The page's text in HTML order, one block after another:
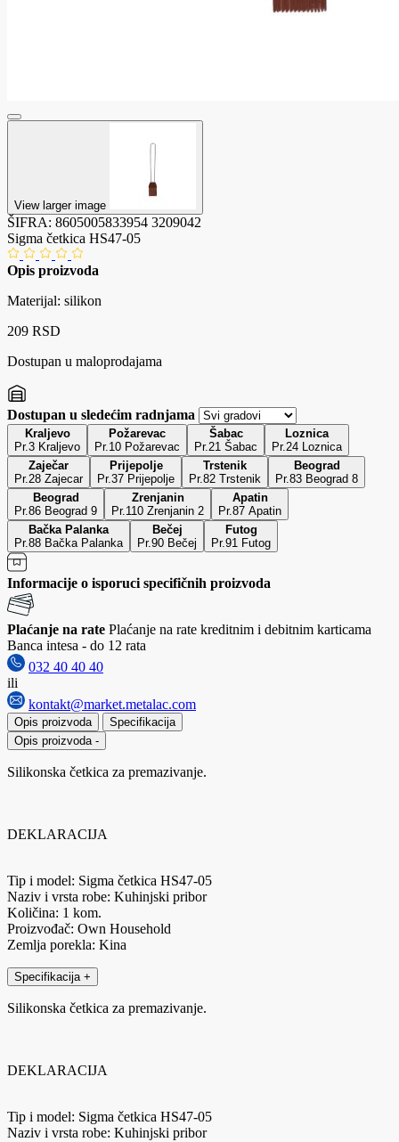
View larger image
ŠIFRA: 8605005833954 3209042
Sigma četkica HS47-05
Opis proizvoda
Materijal: silikon
209 RSD
Dostupan u maloprodajama
Dostupan u sledećim radnjama
Kraljevo
Pr.3 Kraljevo
Požarevac
Pr.10 Požarevac
Šabac
Pr.21 Šabac
Loznica
Pr.24 Loznica
Zaječar
Pr.28 Zajecar
Prijepolje
Pr.37 Prijepolje
Trstenik
Pr.82 Trstenik
Beograd
Pr.83 Beograd 8
Beograd
Pr.86 Beograd 9
Zrenjanin
Pr.110 Zrenjanin 2
Apatin
Pr.87 Apatin
Bačka Palanka
Pr.88 Bačka Palanka
Bečej
Pr.90 Bečej
Futog
Pr.91 Futog
Informacije o isporuci specifičnih proizvoda
Plaćanje na rate Plaćanje na rate kreditnim i debitnim karticama
Banca intesa - do 12 rata
032 40 40 40
ili
kontakt@market.metalac.com
Opis proizvoda
Specifikacija
Opis proizvoda -
Silikonska četkica za premazivanje.
DEKLARACIJA
Tip i model: Sigma četkica HS47-05
Naziv i vrsta robe: Kuhinjski pribor
Količina: 1 kom.
Proizvođač: Own Household
Zemlja porekla: Kina
Specifikacija +
Silikonska četkica za premazivanje.
DEKLARACIJA
Tip i model: Sigma četkica HS47-05
Naziv i vrsta robe: Kuhinjski pribor